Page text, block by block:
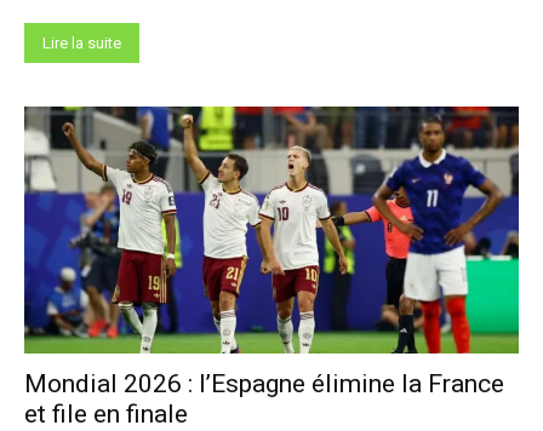
Lire la suite
Mondial 2026 : l’Espagne élimine la France
et file en finale